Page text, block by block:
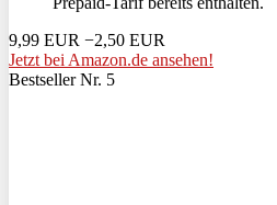
9,99 EUR −2,50 EUR
Jetzt bei Amazon.de ansehen!
Bestseller Nr. 5